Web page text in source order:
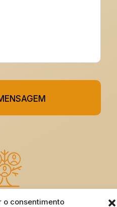
o consentimento